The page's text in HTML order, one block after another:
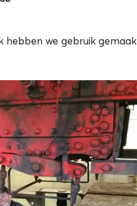
we gebruik